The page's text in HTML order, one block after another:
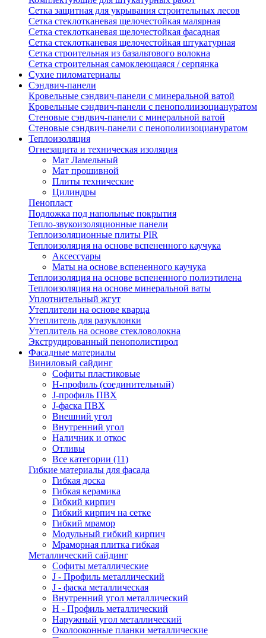
Сетка защитная для укрывания строительных лесов
Сетка стеклотканевая щелочестойкая малярная
Сетка стеклотканевая щелочестойкая фасадная
Сетка стеклотканевая щелочестойкая штукатурная
Сетка строительная из базальтового волокна
Сетка строительная самоклеющаяся / серпянка
Сухие пиломатериалы
Сэндвич-панели
Кровельные сэндвич-панели с минеральной ватой
Кровельные сэндвич-панели с пенополиизоциануратом
Стеновые сэндвич-панели с минеральной ватой
Стеновые сэндвич-панели с пенополиизоциануратом
Теплоизоляция
Огнезащита и техническая изоляция
Мат Ламельный
Мат прошивной
Плиты технические
Цилиндры
Пенопласт
Подложка под напольные покрытия
Тепло-звукоизоляционные панели
Теплоизоляционные плиты PIR
Теплоизоляция на основе вспененного каучука
Аксессуары
Маты на основе вспененного каучука
Теплоизоляция на основе вспененного полиэтилена
Теплоизоляция на основе минеральной ваты
Уплотнительный жгут
Утеплители на основе кварца
Утеплитель для разуклонки
Утеплитель на основе стекловолокна
Экструдированный пенополистирол
Фасадные материалы
Виниловый сайдинг
Cофиты пластиковые
H-профиль (соединительный)
J-профиль ПВХ
J-фаска ПВХ
Внешний угол
Внутренний угол
Наличник и откос
Отливы
Все категории (11)
Гибкие материалы для фасада
Гибкая доска
Гибкая керамика
Гибкий кирпич
Гибкий кирпич на сетке
Гибкий мрамор
Модульный гибкий кирпич
Мраморная плитка гибкая
Металлический сайдинг
Cофиты металлические
J - Профиль металлический
J - фаска металлическая
Внутренний угол металлический
Н - Профиль металлический
Наружный угол металлический
Околооконные планки металлические